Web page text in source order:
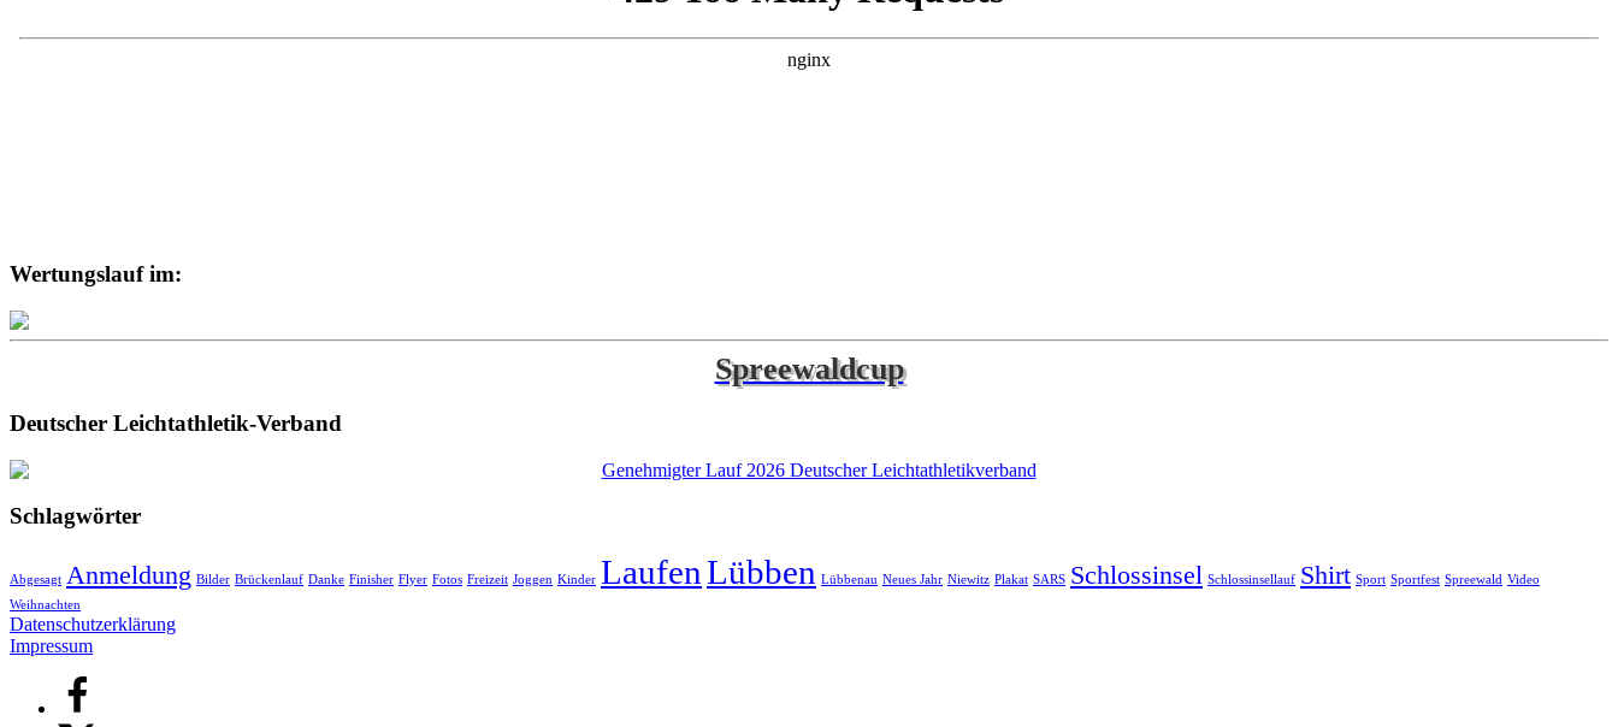
Wertungslauf im:
Spreewaldcup
Deutscher Leichtathletik-Verband
Schlagwörter
Abgesagt Anmeldung Bilder Brückenlauf Danke Finisher Flyer Fotos Freizeit Joggen Kinder LaufenLübben Lübbenau Neues Jahr Niewitz Plakat SARS Schlossinsel Schlossinsellauf Shirt Sport Sportfest Spreewald Video
Weihnachten
Datenschutzerklärung
Impressum